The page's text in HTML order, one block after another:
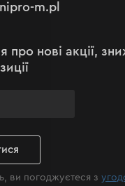
cookiesm.pl
про нові акції,
ви погоджуєтеся з